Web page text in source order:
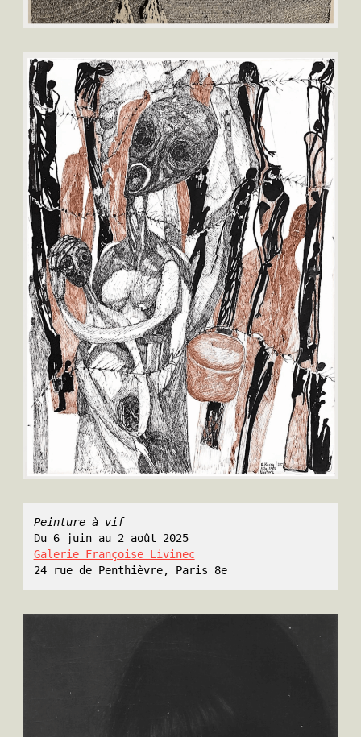
Peinture à vif
Du 6 juin au 2 août 2025
Galerie Françoise Livinec
24 rue de Penthièvre, Paris 8e